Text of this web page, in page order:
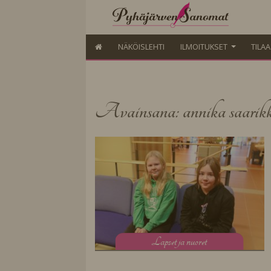
NÄKÖISLEHTI ILMOITUKSET
Avainsana: annika
Lapset ja nuoret